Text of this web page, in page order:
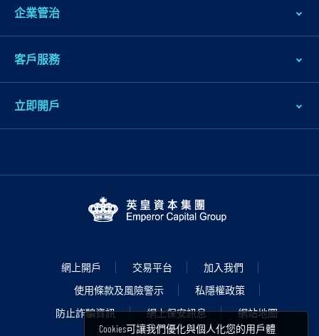
企業管治
客戶服務
立即開戶
網上開戶 交易平台
加入我們
使用條款及風險警示
私隱權政策
防止詐騙資訊
網上保安訊息
網站地圖
Cookies可讓我們優化與個人化您的用戶體